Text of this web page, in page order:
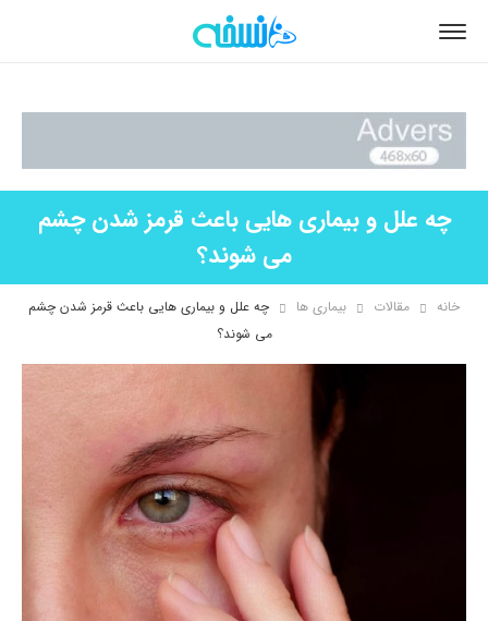
چه علل و بیماری هایی باعث قرمز شدن چشم
می شوند؟
خانه مقالات بیماری ها
چه علل و بیماری هایی باعث قرمز شدن چشم
می شوند؟